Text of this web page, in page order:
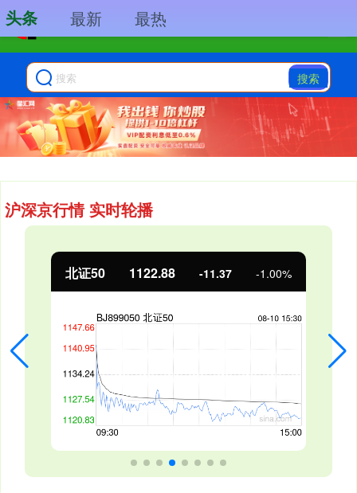
搜索
沪深京行情 实时轮播
北证50 1122.88 -11.37 -1.00%
头条 最新 最热